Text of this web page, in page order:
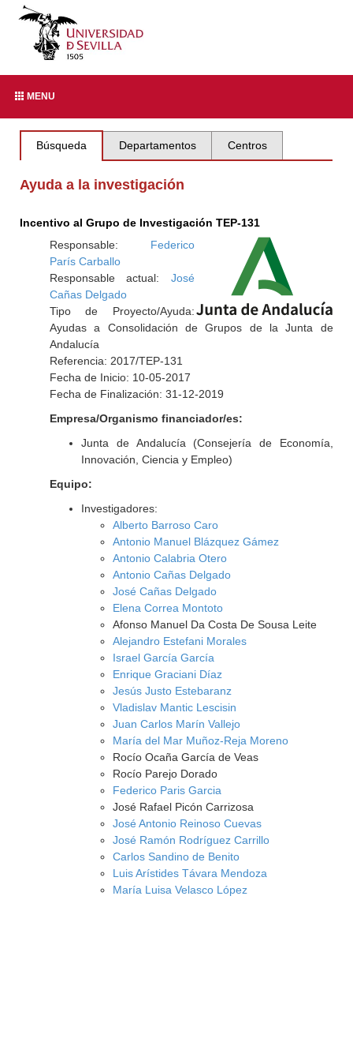
MENU
Búsqueda Departamentos Centros
Ayuda a la investigación
Incentivo al Grupo de Investigación TEP-131
Responsable: Federico
París Carballo
Responsable actual: José
Cañas Delgado
Tipo de Proyecto/Ayuda:
Ayudas a Consolidación de Grupos de la Junta de
Andalucía
Referencia: 2017/TEP-131
Fecha de Inicio: 10-05-2017
Fecha de Finalización: 31-12-2019
Empresa/Organismo financiador/es:
Junta de Andalucía (Consejería de Economía,
Innovación, Ciencia y Empleo)
Equipo:
Investigadores:
Alberto Barroso Caro
Antonio Manuel Blázquez Gámez
Antonio Calabria Otero
Antonio Cañas Delgado
José Cañas Delgado
Elena Correa Montoto
Afonso Manuel Da Costa De Sousa Leite
Alejandro Estefani Morales
Israel García García
Enrique Graciani Díaz
Jesús Justo Estebaranz
Vladislav Mantic Lescisin
Juan Carlos Marín Vallejo
María del Mar Muñoz-Reja Moreno
Rocío Ocaña García de Veas
Rocío Parejo Dorado
Federico Paris Garcia
José Rafael Picón Carrizosa
José Antonio Reinoso Cuevas
José Ramón Rodríguez Carrillo
Carlos Sandino de Benito
Luis Arístides Távara Mendoza
María Luisa Velasco López